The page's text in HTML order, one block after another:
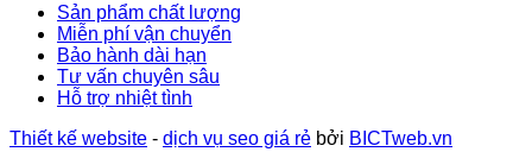
Sản phẩm chất lượng
Miễn phí vận chuyển
Bảo hành dài hạn
Tư vấn chuyên sâu
Hỗ trợ nhiệt tình
Thiết kế website - dịch vụ seo giá rẻ bởi BICTweb.vn